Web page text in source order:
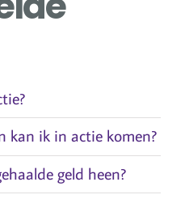
kan ik in actie komen?
geld heen?